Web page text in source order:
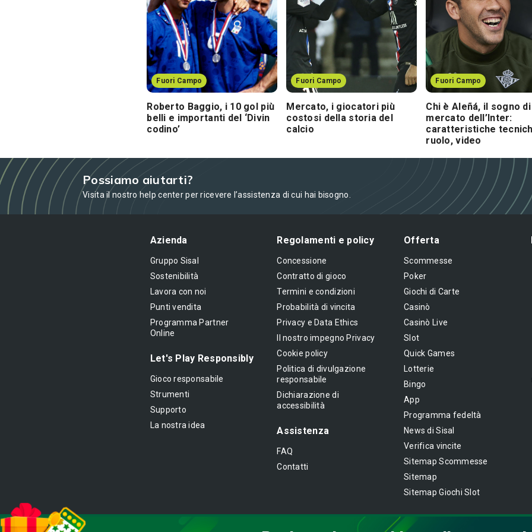
Fuori Campo
Roberto Baggio, i 10 gol più
belli e importanti del ‘Divin
codino’
Fuori Campo
Mercato, i giocatori più
costosi della storia del
calcio
Fuori Campo
Chi è Aleñá, il sogno di
mercato dell’Inter:
caratteristiche
ruolo, video
Possiamo aiutarti?
Visita il nostro help center per ricevere l’assistenza di cui hai bisogno.
Azienda
Gruppo Sisal
Sostenibilità
Lavora con noi
Punti vendita
Programma Partner
Online
Let's Play Responsibly
Gioco responsabile
Strumenti
Supporto
La nostra idea
Regolamenti e policy
Concessione
Contratto di gioco
Termini e condizioni
Probabilità di vincita
Privacy e Data Ethics
Il nostro impegno Privacy
Cookie policy
Politica di divulgazione
responsabile
Dichiarazione di
accessibilità
Assistenza
FAQ
Contatti
Offerta
Scommesse
Poker
Giochi di Carte
Casinò
Casinò Live
Slot
Quick Games
Lotterie
Bingo
App
Programma fedeltà
News di Sisal
Verifica vincite
Sitemap Scommesse
Sitemap
Sitemap Giochi Slot
IL GIOCO È VIETATO AI MINORI